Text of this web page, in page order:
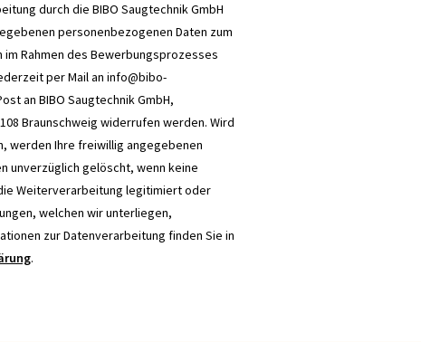
durch die BIBO Saugtechnik GmbH
personenbezogenen Daten zum
im Rahmen des Bewerbungsprozesses
per Mail an info@bibo-
an BIBO Saugtechnik GmbH,
Braunschweig widerrufen werden. Wird
werden Ihre freiwillig angegebenen
unverzüglich gelöscht, wenn keine
Weiterverarbeitung legitimiert oder
welchen wir unterliegen,
zur Datenverarbeitung finden Sie in
.